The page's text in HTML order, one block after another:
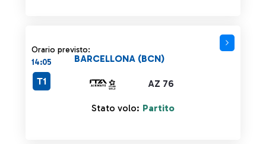
Orario previsto:
14:05
AZ 76
BARCELLONA (BCN)
T1
Stato volo: Partito